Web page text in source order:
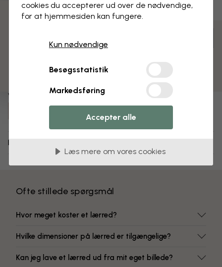
Mat overflade
Farver, der ikke falmer
Varenummer:
Levering og returnering
Ofte stillede spørgsmål
Hvor meget koster et lærred?
Hvilke dimensioner på lærred er tilgængelige?
Kan jeg lave et lærred ud fra mit eget billede?
cookies du accepterer ud over de nødvendige,
for at hjemmesiden kan fungere.
Kun nødvendige
Besøgsstatistik
Markedsføring
Accepter alle
Læs mere om vores cookies